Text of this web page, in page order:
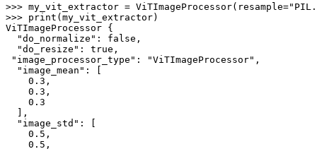
>>> my_vit_extractor = ViTImageProcessor(resample=
>>> print (my_vit_extractor)
ViTImageProcessor {
"do_normalize" : false,
"do_resize" : true,
"image_processor_type" : "ViTImageProcessor" ,
"image_mean" : [
0.3 ,
0.3 ,
0.3
  ],
"image_std" : [
0.5 ,
0.5 ,